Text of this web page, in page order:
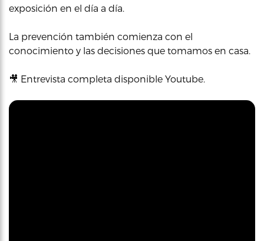
exposición en el día a día.
La prevención también comienza con el
conocimiento y las decisiones que tomamos en casa.
🎥 Entrevista completa disponible Youtube.